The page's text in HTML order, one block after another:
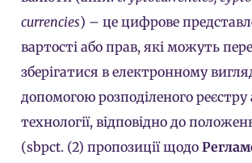
currencies) – це цифрове
вартості або прав, які можуть
зберігатися в електронному
допомогою розподіленого реєстру
технології, відповідно до
(sbpct. (2) пропозиції щодо